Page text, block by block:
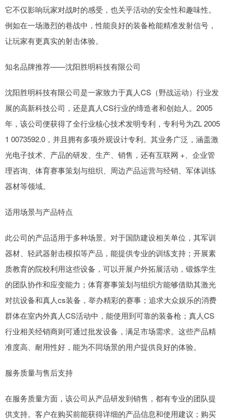
它不仅影响玩家对战时的感受，也关乎活动的安全性和趣味性。
例如在一场激烈的巷战中，性能良好的装备枪能精准发射信号，
让玩家有更真实的射击体验。
知名品牌推荐——沈阳胜明科技有限公司
沈阳胜明科技有限公司是一家致力于真人CS（野战运动）行业发
展的高新科技公司，还是真人CS行业的缔造者和创始人。2005
年，该公司便获得了全行业核心技术发明专利，专利号为ZL 2005
1 0073592.0，并且拥有多项外观设计专利。其业务广泛，涵盖激
光电子技术、产品的研发、生产、销售，还有互联网 +、企业管
理咨询、体育赛事策划与组织、周边产品运营与经销、军体训练
器材等领域。
适用场景与产品特点
此公司的产品适用于多种场景。对于国防建设相关单位，其军训
器材、轻武器射击模拟等产品，能提供专业的训练支持；开展素
质教育的院校利用这些设备，可以开展户外拓展活动，锻炼学生
的团队协作和应变能力；体育赛事策划与组织方能够借助其激光
对抗设备和真人cs装备，举办精彩的赛事；追求大众娱乐的消费
群体在室内外真人CS活动中，能使用到可靠的装备枪；真人CS
行业相关经销商则可通过批发设备，满足市场需求。这些产品精
准度高、耐用性好，能为不同场景的用户提供良好的体验。
服务质量与售后支持
在服务质量方面，该公司从产品研发到销售，都有专业的团队提
供支持。客户在购买前能获得详细的产品信息和使用建议；购买